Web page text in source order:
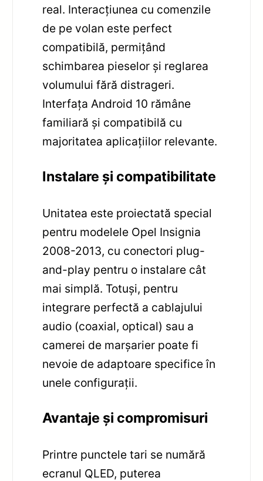
real. Interacțiunea cu comenzile
de pe volan este perfect
compatibilă, permițând
schimbarea pieselor și reglarea
volumului fără distrageri.
Interfața Android 10 rămâne
familiară și compatibilă cu
majoritatea aplicațiilor relevante.
Instalare și compatibilitate
Unitatea este proiectată special
pentru modelele Opel Insignia
2008-2013, cu conectori plug-
and-play pentru o instalare cât
mai simplă. Totuși, pentru
integrare perfectă a cablajului
audio (coaxial, optical) sau a
camerei de marșarier poate fi
nevoie de adaptoare specifice în
unele configurații.
Avantaje și compromisuri
Printre punctele tari se numără
ecranul QLED, puterea